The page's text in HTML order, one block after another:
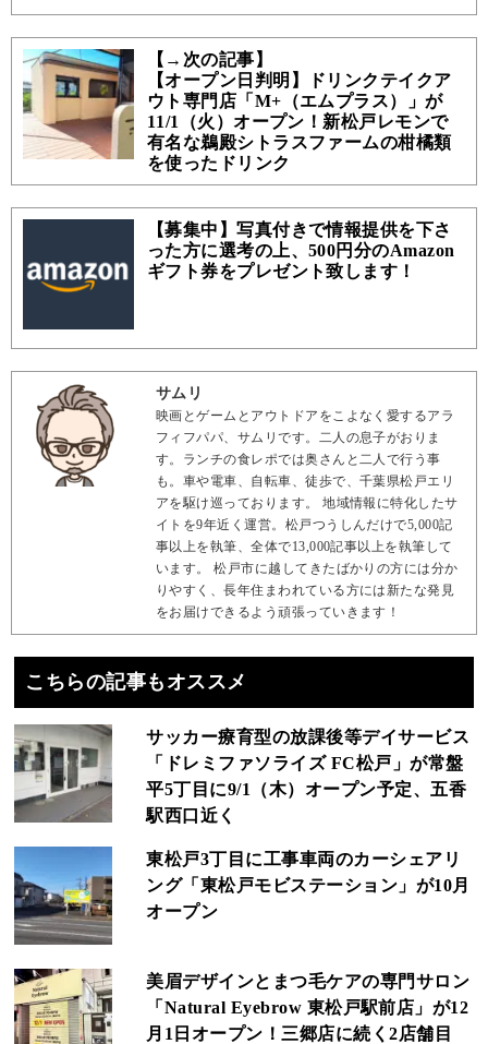
【→次の記事】
【オープン日判明】ドリンクテイクア
ウト専門店「M+（エムプラス）」が
11/1（火）オープン！新松戸レモンで
有名な鵜殿シトラスファームの柑橘類
を使ったドリンク
【募集中】写真付きで情報提供を下さ
った方に選考の上、500円分のAmazon
ギフト券をプレゼント致します！
サムリ
映画とゲームとアウトドアをこよなく愛するアラ
フィフパパ、サムリです。二人の息子がおりま
す。ランチの食レポでは奥さんと二人で行う事
も。車や電車、自転車、徒歩で、千葉県松戸エリ
アを駆け巡っております。 地域情報に特化したサ
イトを9年近く運営。松戸つうしんだけで5,000記
事以上を執筆、全体で13,000記事以上を執筆して
います。 松戸市に越してきたばかりの方には分か
りやすく、長年住まわれている方には新たな発見
をお届けできるよう頑張っていきます！
こちらの記事もオススメ
サッカー療育型の放課後等デイサービス
「ドレミファソライズ FC松戸」が常盤
平5丁目に9/1（木）オープン予定、五香
駅西口近く
東松戸3丁目に工事車両のカーシェアリ
ング「東松戸モビステーション」が10月
オープン
美眉デザインとまつ毛ケアの専門サロン
「Natural Eyebrow 東松戸駅前店」が12
月1日オープン！三郷店に続く2店舗目